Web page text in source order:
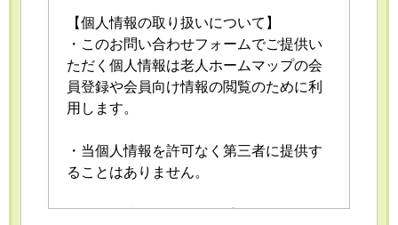
【個人情報の取り扱いについて】
・このお問い合わせフォームでご提供い
ただく個人情報は老人ホームマップの会
員登録や会員向け情報の閲覧のために利
用します。
・当個人情報を許可なく第三者に提供す
ることはありません。